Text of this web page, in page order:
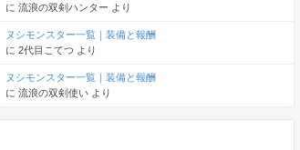
に 流浪の双剣ハンター より
ヌシモンスター一覧｜装備と報酬
に 2代目こてつ より
ヌシモンスター一覧｜装備と報酬
に 流浪の双剣使い より